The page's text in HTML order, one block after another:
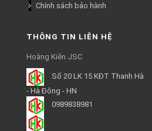
Chính sách bảo hành
THÔNG TIN LIÊN HỆ
Hoàng Kiên JSC
Số 20 LK 15 KĐT Thanh Hà
- Hà Đông - HN
0989838981